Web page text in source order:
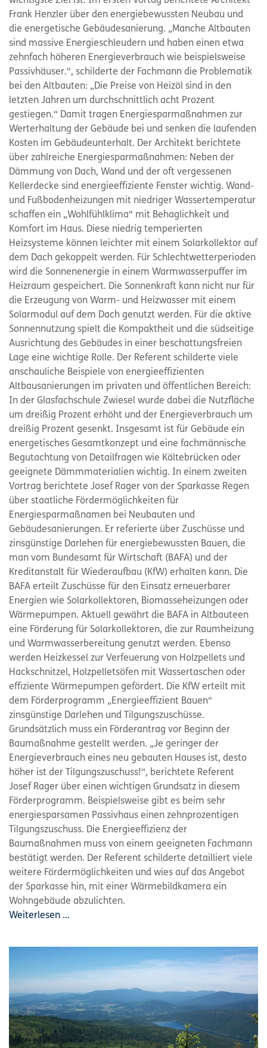
Frank Henzler über den energiebewussten Neubau und
die energetische Gebäudesanierung. „Manche Altbauten
sind massive Energieschleudern und haben einen etwa
zehnfach höheren Energieverbrauch wie beispielsweise
Passivhäuser.“, schilderte der Fachmann die Problematik
bei den Altbauten: „Die Preise von Heizöl sind in den
letzten Jahren um durchschnittlich acht Prozent
gestiegen.“ Damit tragen Energiesparmaßnahmen zur
Werterhaltung der Gebäude bei und senken die laufenden
Kosten im Gebäudeunterhalt. Der Architekt berichtete
über zahlreiche Energiesparmaßnahmen: Neben der
Dämmung von Dach, Wand und der oft vergessenen
Kellerdecke sind energieeffiziente Fenster wichtig. Wand-
und Fußbodenheizungen mit niedriger Wassertemperatur
schaffen ein „Wohlfühlklima“ mit Behaglichkeit und
Komfort im Haus. Diese niedrig temperierten
Heizsysteme können leichter mit einem Solarkollektor auf
dem Dach gekoppelt werden. Für Schlechtwetterperioden
wird die Sonnenenergie in einem Warmwasserpuffer im
Heizraum gespeichert. Die Sonnenkraft kann nicht nur für
die Erzeugung von Warm- und Heizwasser mit einem
Solarmodul auf dem Dach genutzt werden. Für die aktive
Sonnennutzung spielt die Kompaktheit und die südseitige
Ausrichtung des Gebäudes in einer beschattungsfreien
Lage eine wichtige Rolle. Der Referent schilderte viele
anschauliche Beispiele von energieeffizienten
Altbausanierungen im privaten und öffentlichen Bereich:
In der Glasfachschule Zwiesel wurde dabei die Nutzfläche
um dreißig Prozent erhöht und der Energieverbrauch um
dreißig Prozent gesenkt. Insgesamt ist für Gebäude ein
energetisches Gesamtkonzept und eine fachmännische
Begutachtung von Detailfragen wie Kältebrücken oder
geeignete Dämmmaterialien wichtig. In einem zweiten
Vortrag berichtete Josef Rager von der Sparkasse Regen
über staatliche Fördermöglichkeiten für
Energiesparmaßnamen bei Neubauten und
Gebäudesanierungen. Er referierte über Zuschüsse und
zinsgünstige Darlehen für energiebewussten Bauen, die
man vom Bundesamt für Wirtschaft (BAFA) und der
Kreditanstalt für Wiederaufbau (KfW) erhalten kann. Die
BAFA erteilt Zuschüsse für den Einsatz erneuerbarer
Energien wie Solarkollektoren, Biomasseheizungen oder
Wärmepumpen. Aktuell gewährt die BAFA in Altbauteen
eine Förderung für Solarkollektoren, die zur Raumheizung
und Warmwasserbereitung genutzt werden. Ebenso
werden Heizkessel zur Verfeuerung von Holzpellets und
Hackschnitzel, Holzpelletsöfen mit Wassertaschen oder
effiziente Wärmepumpen gefördert. Die KfW erteilt mit
dem Förderprogramm „Energieeffizient Bauen“
zinsgünstige Darlehen und Tilgungszuschüsse.
Grundsätzlich muss ein Förderantrag vor Beginn der
Baumaßnahme gestellt werden. „Je geringer der
Energieverbrauch eines neu gebauten Hauses ist, desto
höher ist der Tilgungszuschuss!“, berichtete Referent
Josef Rager über einen wichtigen Grundsatz in diesem
Förderprogramm. Beispielsweise gibt es beim sehr
energiesparsamen Passivhaus einen zehnprozentigen
Tilgungszuschuss. Die Energieeffizienz der
Baumaßnahmen muss von einem geeigneten Fachmann
bestätigt werden. Der Referent schilderte detailliert viele
weitere Fördermöglichkeiten und wies auf das Angebot
der Sparkasse hin, mit einer Wärmebildkamera ein
Wohngebäude abzulichten.
Weiterlesen …